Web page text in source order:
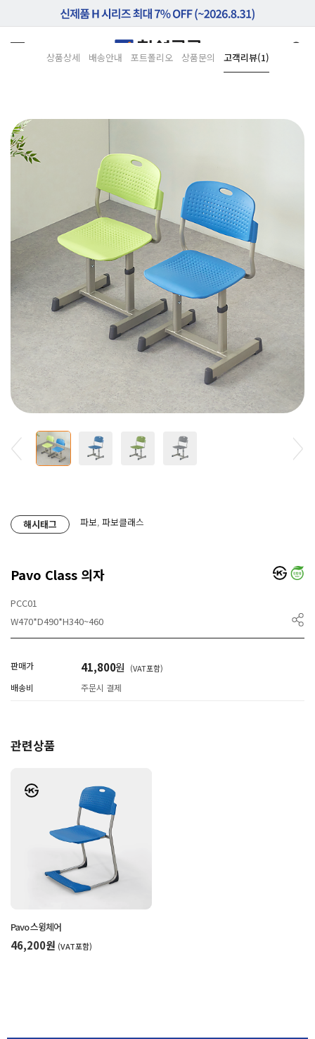
해시태그 파보, 파보클래스
Pavo Class 의자
PCC01
W470*D490*H340~460
판매가 41,800원 (VAT포함)
배송비 주문시 결제
관련상품
Pavo 스윙체어
46,200원 (VAT포함)
상품상세 배송안내 포트폴리오 상품문의 고객리뷰(1)